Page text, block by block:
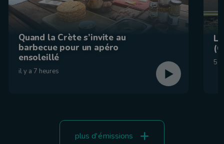
Quand la Crète s’invite au
barbecue pour un apéro
ensoleillé
il y a 7 heures
5
plus d'émissions